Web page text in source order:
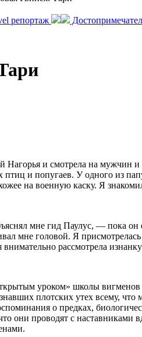
репортаж
Нагорья и смотрела на
и попугаев. У одного из
на военную каску. Я
мне гид Паулус, — пока
мне головой. Я
рассмотрела
уроком» школы
плотских утех всему, что
о предках,
они проводят с наставниками